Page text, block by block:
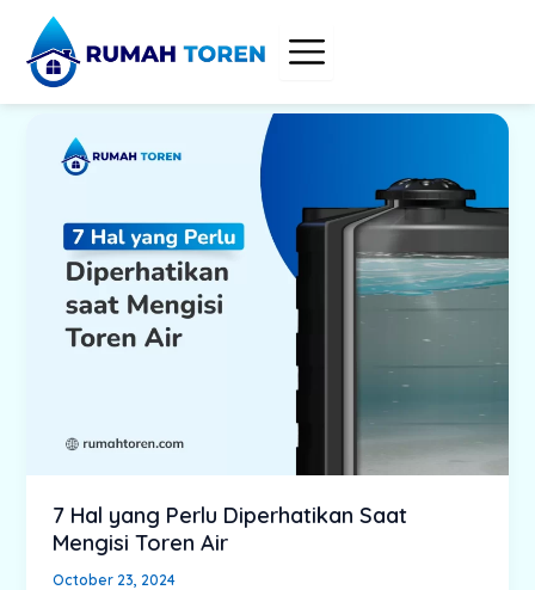
content
7 Hal yang Perlu Diperhatikan Saat
Mengisi Toren Air
October 23, 2024